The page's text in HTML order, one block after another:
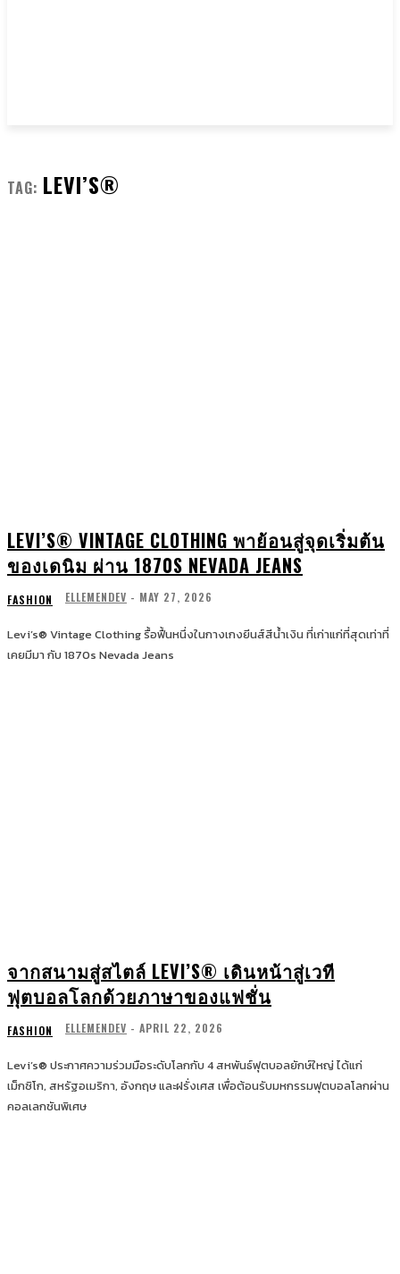
TAG: LEVI’S®
LEVI’S® VINTAGE CLOTHING พาย้อนสู่จุดเริ่มต้น
ของเดนิม ผ่าน 1870S NEVADA JEANS
FASHION ELLEMENDEV - MAY 27, 2026
Levi’s® Vintage Clothing รื้อฟื้นหนึ่งในกางเกงยีนส์สีน้ำเงิน ที่เก่าแก่ที่สุดเท่าที่
เคยมีมา กับ 1870s Nevada Jeans
จากสนามสู่สไตล์ LEVI’S® เดินหน้าสู่เวที
ฟุตบอลโลกด้วยภาษาของแฟชั่น
FASHION ELLEMENDEV - APRIL 22, 2026
Levi’s® ประกาศความร่วมมือระดับโลกกับ 4 สหพันธ์ฟุตบอลยักษ์ใหญ่ ได้แก่
เม็กซิโก, สหรัฐอเมริกา, อังกฤษ และฝรั่งเศส เพื่อต้อนรับมหกรรมฟุตบอลโลกผ่าน
คอลเลกชันพิเศษ